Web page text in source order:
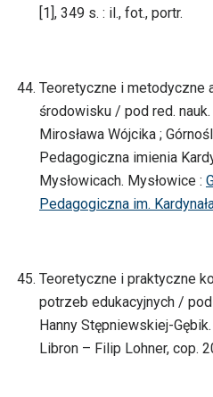
[1], 349 s. : il., fot., portr.
Teoretyczne i metodyczne
środowisku / pod red.
Mirosława Wójcika ;
Pedagogiczna imienia
Mysłowicach. Mysłowice :
Pedagogiczna im.
Teoretyczne i praktyczne
potrzeb edukacyjnych /
Hanny Stępniewskiej-
Libron – Filip Lohner, cop.